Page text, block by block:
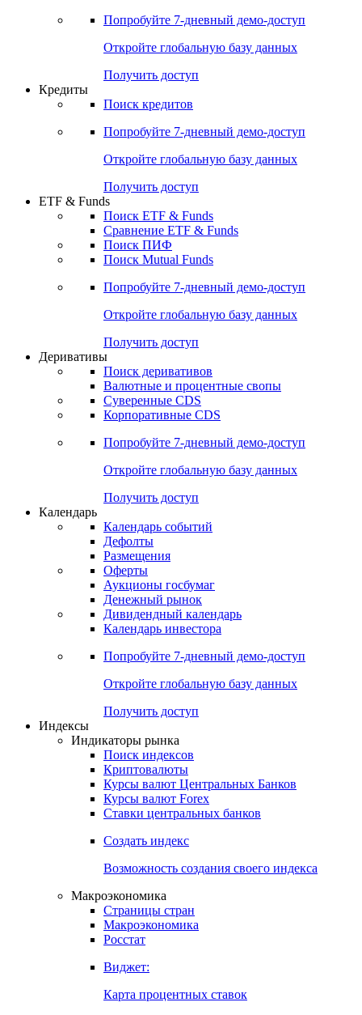
Попробуйте 7-дневный демо-доступ
Откройте глобальную базу данных
Получить доступ
Кредиты
Поиск кредитов
Попробуйте 7-дневный демо-доступ
Откройте глобальную базу данных
Получить доступ
ETF & Funds
Поиск ETF & Funds
Сравнение ETF & Funds
Поиск ПИФ
Поиск Mutual Funds
Попробуйте 7-дневный демо-доступ
Откройте глобальную базу данных
Получить доступ
Деривативы
Поиск деривативов
Валютные и процентные свопы
Суверенные CDS
Корпоративные CDS
Попробуйте 7-дневный демо-доступ
Откройте глобальную базу данных
Получить доступ
Календарь
Календарь событий
Дефолты
Размещения
Оферты
Аукционы госбумаг
Денежный рынок
Дивидендный календарь
Календарь инвестора
Попробуйте 7-дневный демо-доступ
Откройте глобальную базу данных
Получить доступ
Индексы
Индикаторы рынка
Поиск индексов
Криптовалюты
Курсы валют Центральных Банков
Курсы валют Forex
Ставки центральных банков
Создать индекс
Возможность создания своего индекса
Макроэкономика
Страницы стран
Макроэкономика
Росстат
Виджет:
Карта процентных ставок